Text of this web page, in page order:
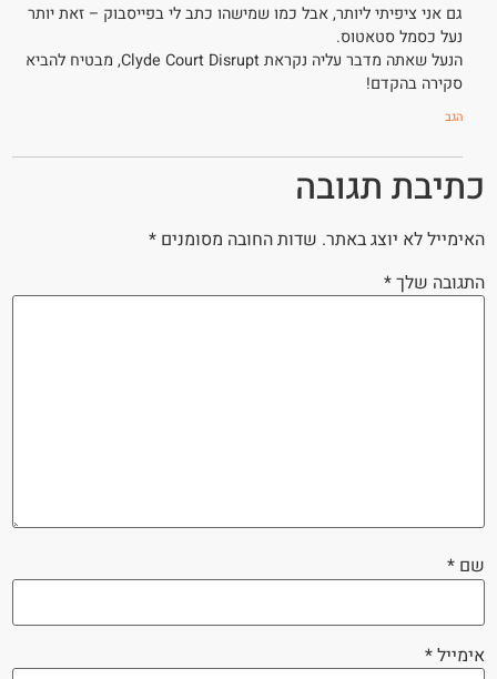
גם אני ציפיתי ליותר, אבל כמו שמישהו כתב לי בפייסבוק – זאת יותר
נעל כסמל סטאטוס.
הנעל שאתה מדבר עליה נקראת Clyde Court Disrupt, מבטיח להביא
סקירה בהקדם!
הגב
כתיבת תגובה
האימייל לא יוצג באתר. שדות החובה מסומנים *
התגובה שלך*
שם *
אימייל*